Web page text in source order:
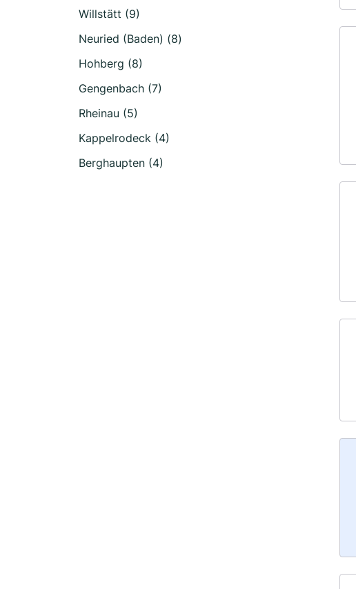
Willstätt (9)
Neuried (Baden) (8)
Hohberg (8)
Gengenbach (7)
Rheinau (5)
Kappelrodeck (4)
Berghaupten (4)